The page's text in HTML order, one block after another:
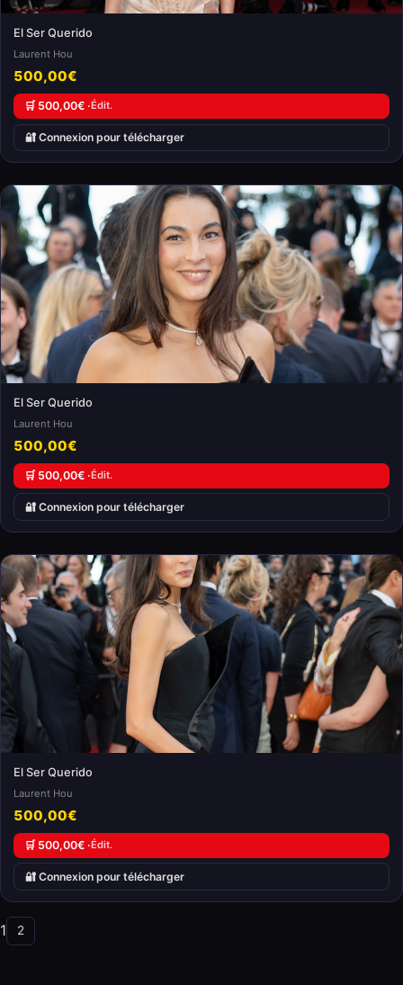
El Ser Querido
Laurent Hou
500,00€
🛒 500,00€ ·Édit.
🔐 Connexion pour télécharger
El Ser Querido
Laurent Hou
500,00€
🛒 500,00€ ·Édit.
🔐 Connexion pour télécharger
El Ser Querido
Laurent Hou
500,00€
🛒 500,00€ ·Édit.
🔐 Connexion pour télécharger
1 2